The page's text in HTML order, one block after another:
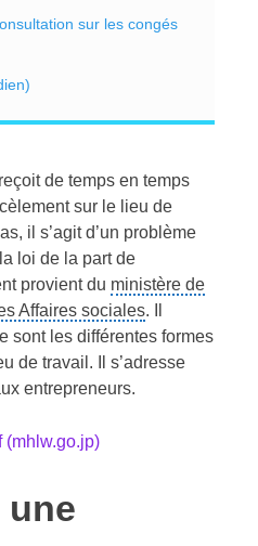
sur les congés
de temps en temps
sur le lieu de
il s’agit d’un problème
loi de la part de
provient du ministère de
Affaires sociales. Il
sont les différentes formes
de travail. Il s’adresse
entrepreneurs.
(mhlw.go.jp)
une